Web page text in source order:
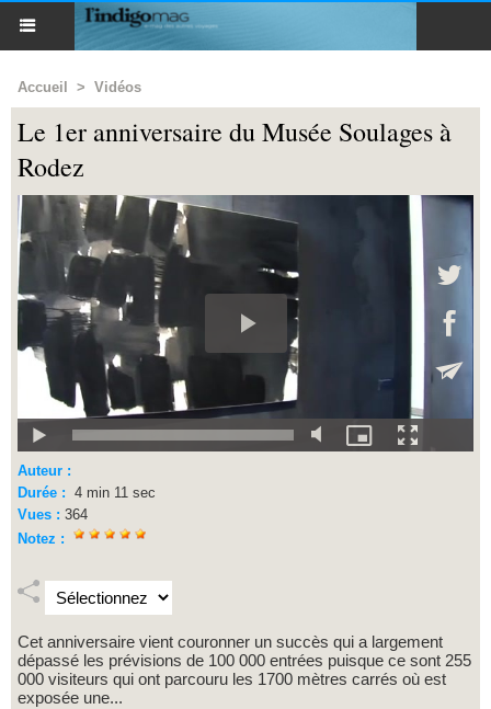
Accueil > Vidéos
Le 1er anniversaire du Musée Soulages à
Rodez
Auteur :
Durée : 4 min 11 sec
Vues : 364
Notez :
Cet anniversaire vient couronner un succès qui a largement
dépassé les prévisions de 100 000 entrées puisque ce sont 255
000 visiteurs qui ont parcouru les 1700 mètres carrés où est
exposée une...